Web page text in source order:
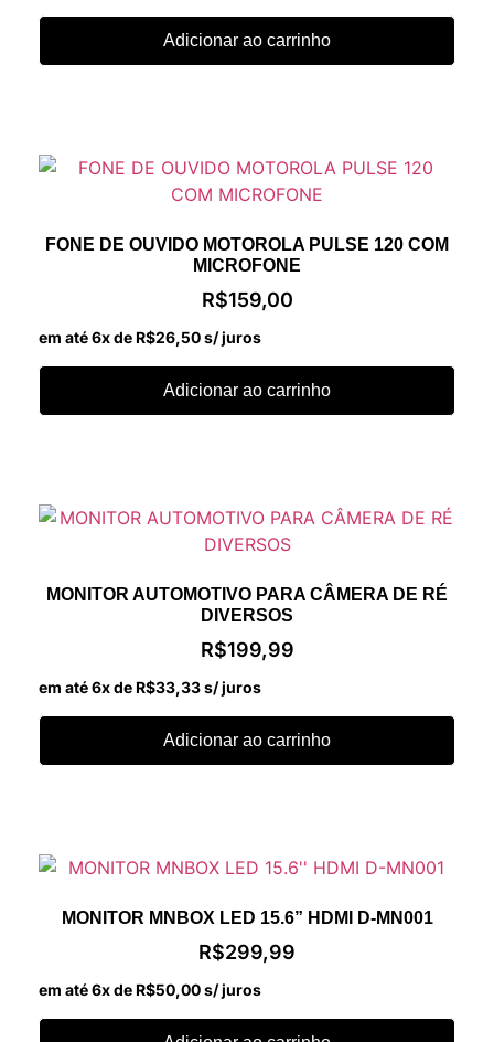
Adicionar ao carrinho
FONE DE OUVIDO MOTOROLA PULSE 120 COM
MICROFONE
R$159,00
em até 6x de R$26,50s/ juros
Adicionar ao carrinho
MONITOR AUTOMOTIVO PARA CÂMERA DE RÉ
DIVERSOS
R$199,99
em até 6x de R$33,33s/ juros
Adicionar ao carrinho
MONITOR MNBOX LED 15.6” HDMI D-MN001
R$299,99
em até 6x de R$50,00s/ juros